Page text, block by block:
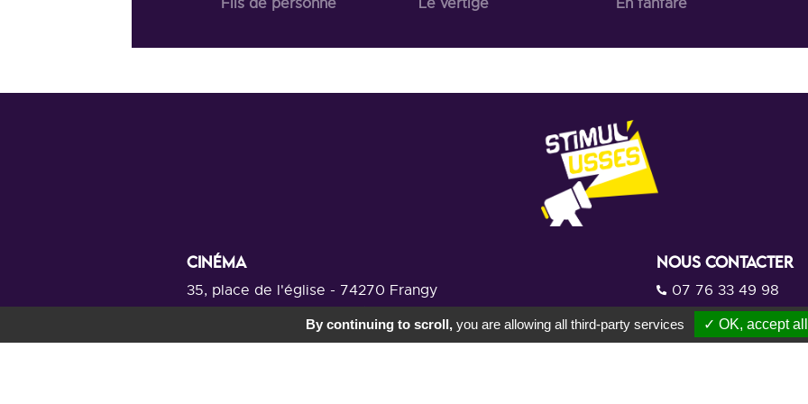
CINÉMA
35, place de l'église - 74270 Frangy
Au-dessus de la communauté de communes Usses et Rhône
NOUS CONTACTER
07 76 33 49 98
Par mail
By continuing to scroll,you are allowing all third-party services ✓ OK, accept all